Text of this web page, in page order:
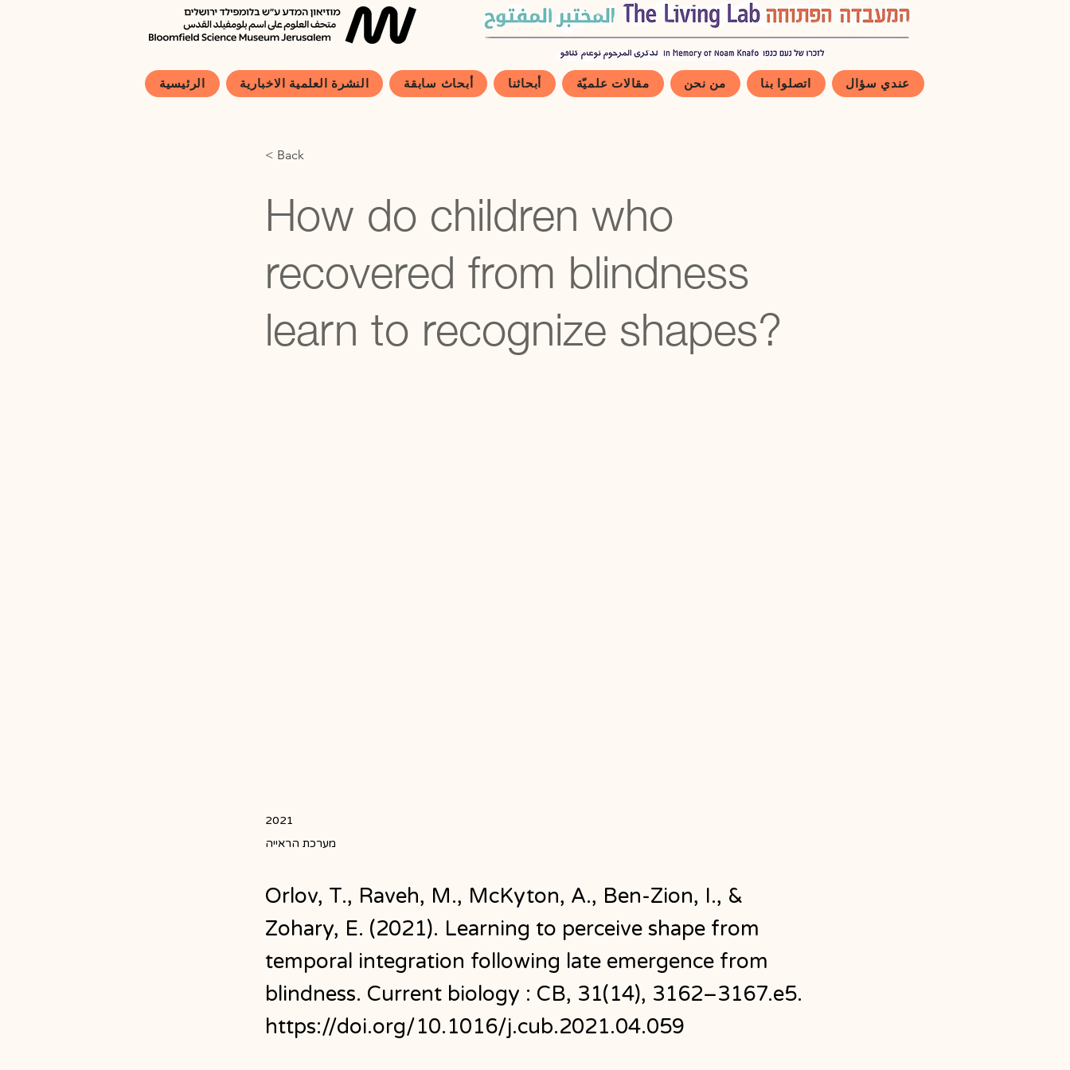
الرئيسية النشرة العلمية الاخبارية أبحاث سابقة أبحاثنا مقالات علميّة من نحن اتصلوا بنا عندي سؤال
< Back
How do children who
recovered from blindness
learn to recognize shapes?
2021
מערכת הראייה
Orlov, T., Raveh, M., McKyton, A., Ben-Zion, I., &
Zohary, E. (2021). Learning to perceive shape from
temporal integration following late emergence from
blindness. Current biology : CB, 31(14), 3162–3167.e5.
https://doi.org/10.1016/j.cub.2021.04.059